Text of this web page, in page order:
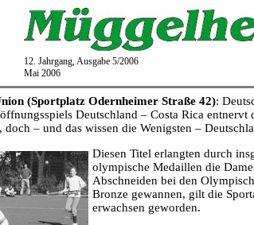
12. Jahrgang, Ausgabe 5/2006
Mai 2006
(Sportplatz Odernheimer Straße 42):
Deutschland – Costa Rica
doch – und das wissen die Wenigsten –
Diesen Titel erlangten durch
olympische Medaillen die
Abschneiden bei den
Bronze gewannen, gilt die
erwachsen geworden.